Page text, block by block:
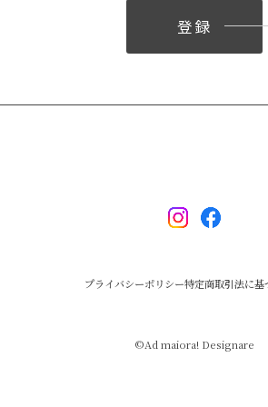
登録
プライバシーポリシー特定商取引法に基
©︎Ad maiora! Designare